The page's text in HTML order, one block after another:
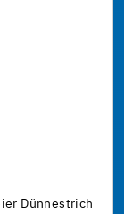
Dünnestrich